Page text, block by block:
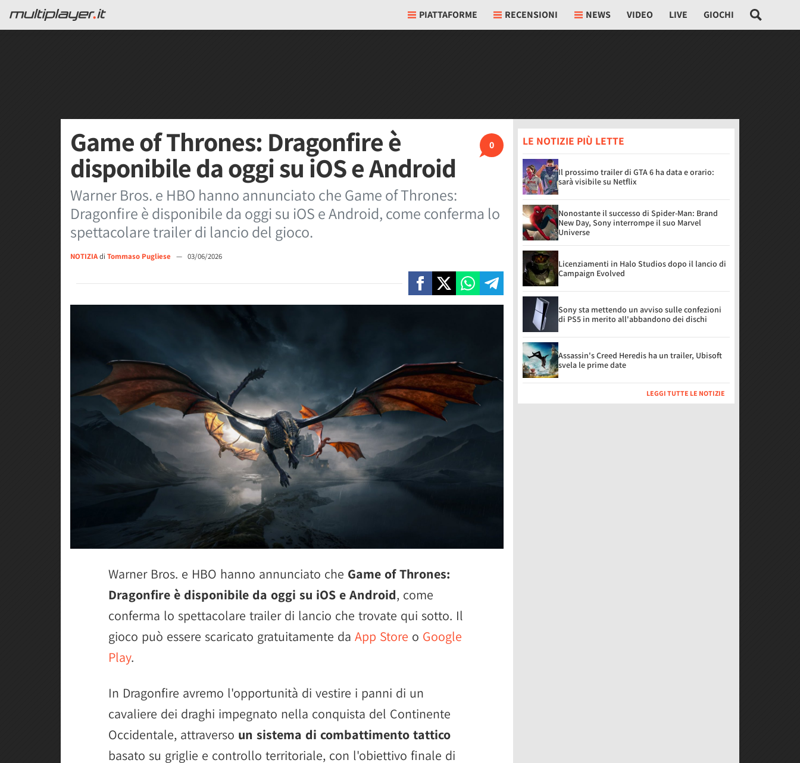
PIATTAFORME RECENSIONI NEWS VIDEO LIVE GIOCHI
0
Game of Thrones: Dragonfire è
disponibile da oggi su iOS e Android
Warner Bros. e HBO hanno annunciato che Game of Thrones:
Dragonfire è disponibile da oggi su iOS e Android, come conferma lo
spettacolare trailer di lancio del gioco.
NOTIZIAdi Tommaso Pugliese — 03/06/2026
Warner Bros. e HBO hanno annunciato che Game of Thrones:
Dragonfire è disponibile da oggi su iOS e Android, come
conferma lo spettacolare trailer di lancio che trovate qui sotto. Il
gioco può essere scaricato gratuitamente da App Store o Google
Play.
In Dragonfire avremo l'opportunità di vestire i panni di un
cavaliere dei draghi impegnato nella conquista del Continente
Occidentale, attraverso un sistema di combattimento tattico
basato su griglie e controllo territoriale, con l'obiettivo finale di
LE NOTIZIE PIÙ LETTE
Il prossimo trailer di GTA 6 ha data e orario:
sarà visibile su Netflix
Nonostante il successo di Spider-Man: Brand
New Day, Sony interrompe il suo Marvel
Universe
Licenziamenti in Halo Studios dopo il lancio di
Campaign Evolved
Sony sta mettendo un avviso sulle confezioni
di PS5 in merito all'abbandono dei dischi
Assassin's Creed Heredis ha un trailer, Ubisoft
svela le prime date
LEGGI TUTTE LE NOTIZIE